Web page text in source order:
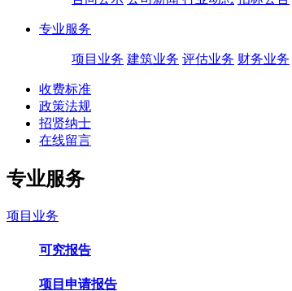
专业服务
项目业务 建筑业务 评估业务 财务业务
收费标准
政策法规
招贤纳士
在线留言
专业服务
项目业务
可究报告
项目申请报告